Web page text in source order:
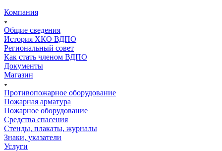
Компания
Общие сведения
История ХКО ВДПО
Региональный совет
Как стать членом ВДПО
Документы
Магазин
Противопожарное оборудование
Пожарная арматура
Пожарное оборудование
Средства спасения
Стенды, плакаты, журналы
Знаки, указатели
Услуги